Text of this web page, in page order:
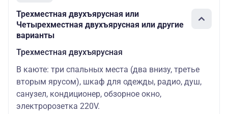
Трехместная двухъярусная или
Четырехместная двухъярусная или другие
варианты
Трехместная двухъярусная
В каюте: три спальных места (два внизу, третье
вторым ярусом), шкаф для одежды, радио, душ,
санузел, кондиционер, обзорное окно,
электророзетка 220V.